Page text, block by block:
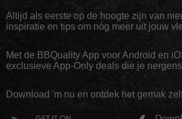
Altijd als eerste op de hoogte zijn van
inspiratie en tips om nóg meer uit jouw
Met de BBQuality App voor Android en
exclusieve App-Only deals die je
Download 'm nu en ontdek het gemak